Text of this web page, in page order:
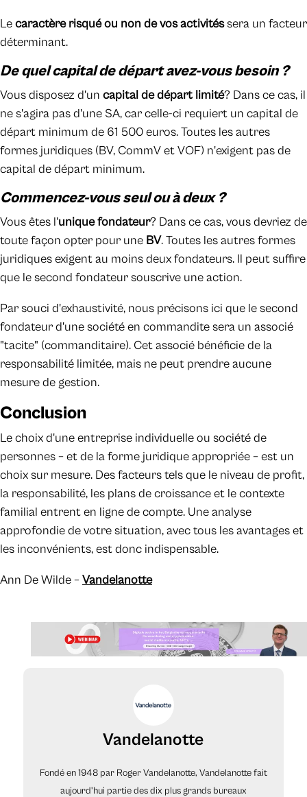
Lecaractère risqué ou non de vos activitéssera un facteur
déterminant.
De quel capital de départ avez-vous besoin ?
Vous disposez d'un capital de départ limité? Dans ce cas, il
ne s'agira pas d'une SA, car celle-ci requiert un capital de
départ minimum de 61 500 euros. Toutes les autres
formes juridiques (BV, CommV et VOF) n'exigent pas de
capital de départ minimum.
Commencez-vous seul ou à deux ?
Vous êtes l'unique fondateur? Dans ce cas, vous devriez de
toute façon opter pour une BV. Toutes les autres formes
juridiques exigent au moins deux fondateurs. Il peut suffire
que le second fondateur souscrive une action.
Par souci d'exhaustivité, nous précisons ici que le second
fondateur d'une société en commandite sera un associé
"tacite" (commanditaire). Cet associé bénéficie de la
responsabilité limitée, mais ne peut prendre aucune
mesure de gestion.
Conclusion
Le choix d'une entreprise individuelle ou société de
personnes – et de la forme juridique appropriée – est un
choix sur mesure. Des facteurs tels que le niveau de profit,
la responsabilité, les plans de croissance et le contexte
familial entrent en ligne de compte. Une analyse
approfondie de votre situation, avec tous les avantages et
les inconvénients, est donc indispensable.
Ann De Wilde –Vandelanotte
Vandelanotte
Fondé en 1948 par Roger Vandelanotte, Vandelanotte fait
aujourd'hui partie des dix plus grands bureaux